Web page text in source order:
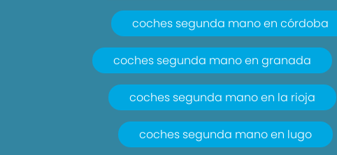
coches segunda mano en córdoba
coches segunda mano en granada
coches segunda mano en la rioja
coches segunda mano en lugo